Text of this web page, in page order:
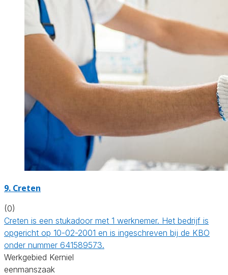
9. Creten
(0)
Creten is een stukadoor met 1 werknemer. Het bedrijf is
opgericht op 10-02-2001 en is ingeschreven bij de KBO
onder nummer 641589573.
Werkgebied Kerniel
eenmanszaak